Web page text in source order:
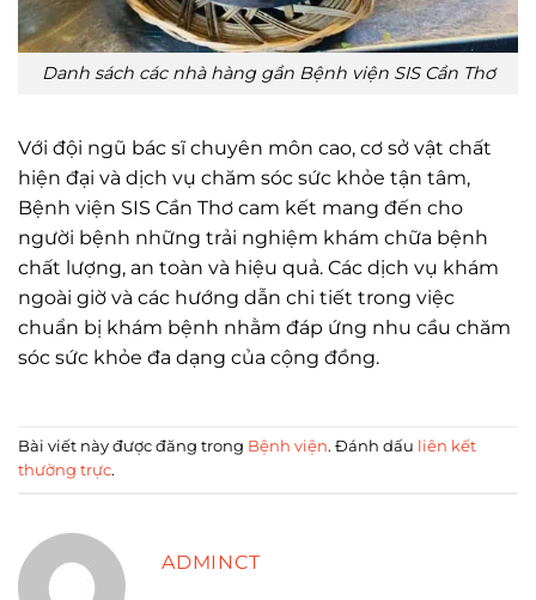
Danh sách các nhà hàng gần Bệnh viện SIS Cần Thơ
Với đội ngũ bác sĩ chuyên môn cao, cơ sở vật chất
hiện đại và dịch vụ chăm sóc sức khỏe tận tâm,
Bệnh viện SIS Cần Thơ cam kết mang đến cho
người bệnh những trải nghiệm khám chữa bệnh
chất lượng, an toàn và hiệu quả. Các dịch vụ khám
ngoài giờ và các hướng dẫn chi tiết trong việc
chuẩn bị khám bệnh nhằm đáp ứng nhu cầu chăm
sóc sức khỏe đa dạng của cộng đồng.
Bài viết này được đăng trong Bệnh viện. Đánh dấu liên kết
thường trực.
ADMINCT